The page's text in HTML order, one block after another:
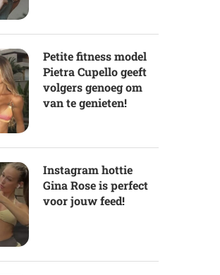
Petite fitness model
Pietra Cupello geeft
volgers genoeg om
van te genieten!
Instagram hottie
Gina Rose is perfect
voor jouw feed!